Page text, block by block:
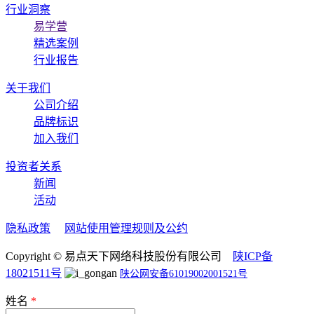
行业洞察
易学营
精选案例
行业报告
关于我们
公司介绍
品牌标识
加入我们
投资者关系
新闻
活动
隐私政策 网站使用管理规则及公约
Copyright © 易点天下网络科技股份有限公司
陕ICP备
18021511号
陕公网安备61019002001521号
姓名 *